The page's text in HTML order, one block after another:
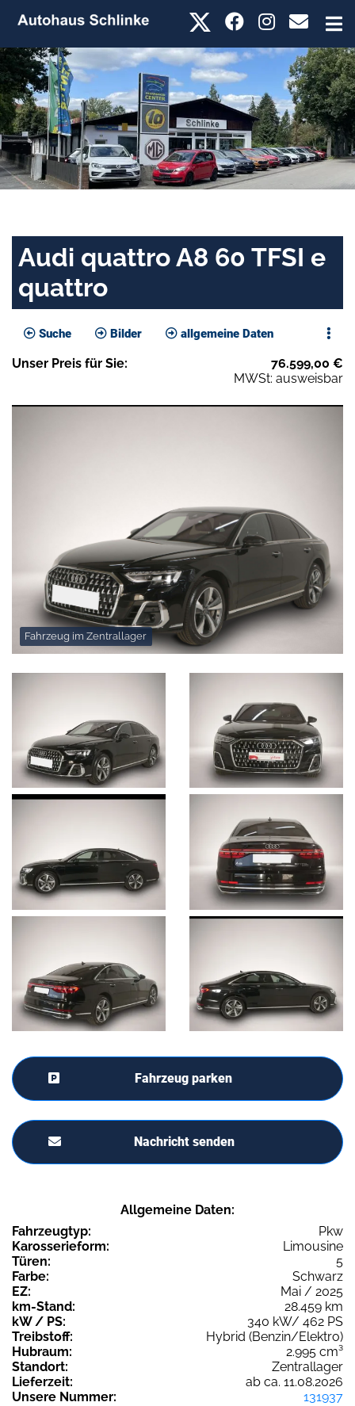
Audi quattro A8 60 TFSI e
quattro
Suche Bilder allgemeine Daten
Unser Preis für Sie: 76.599,00 €
MWSt: ausweisbar
Fahrzeug im Zentrallager
Fahrzeug parken
Nachricht senden
Allgemeine Daten:
Fahrzeugtyp:
Pkw
Karosserieform:
Limousine
Türen:
5
Farbe:
Schwarz
EZ:
Mai / 2025
km-Stand:
28.459 km
kW / PS:
340 kW/ 462 PS
Treibstoff:
Hybrid (Benzin/Elektro)
Hubraum:
2.995 cm³
Standort:
Zentrallager
Lieferzeit:
ab ca. 11.08.2026
Unsere Nummer:
131937